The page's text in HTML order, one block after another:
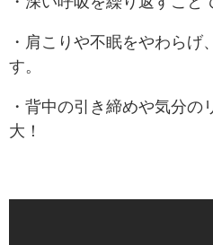
・肩こりや不眠をやわらげ
す。
・背中の引き締めや気分の
大！